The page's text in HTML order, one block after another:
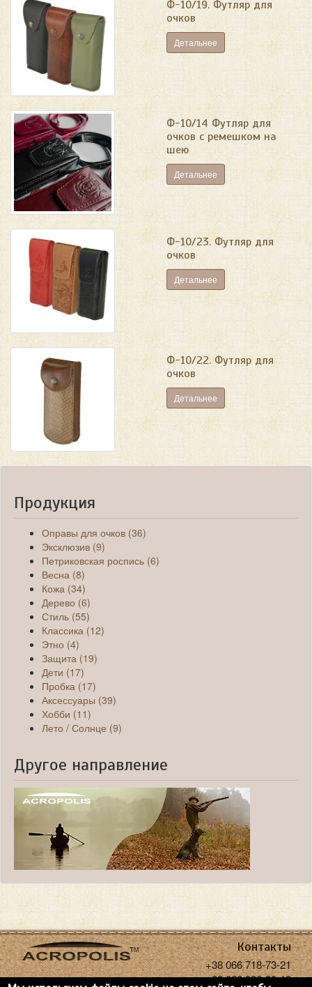
Ф-10/19. Футляр для
очков
Детальнее
Ф-10/14 Футляр для
очков с ремешком на
шею
Детальнее
Ф-10/23. Футляр для
очков
Детальнее
Ф-10/22. Футляр для
очков
Детальнее
Продукция
Оправы для очков (36)
Эксклюзив (9)
Петриковская роспись (6)
Весна (8)
Кожа (34)
Дерево (6)
Стиль (55)
Классика (12)
Этно (4)
Защита (19)
Дети (17)
Пробка (17)
Аксессуары (39)
Хобби (11)
Лето / Солнце (9)
Другое направление
Контакты
+38 066 718-73-21
+38 068 936-30-18